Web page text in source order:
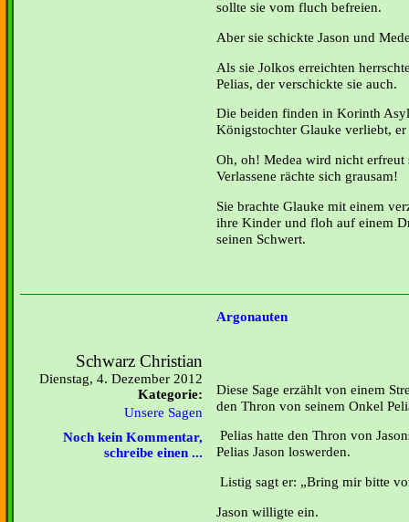
sollte sie vom fluch befreien.
Aber sie schickte Jason und
Als sie Jolkos erreichten
Pelias, der verschickte sie auch.
Die beiden finden in Korinth
Königstochter Glauke verliebt, er
Oh, oh! Medea wird nicht
Verlassene rächte sich grausam!
Sie brachte Glauke mit einem
ihre Kinder und floh auf einem
seinen Schwert.
Argonauten
Schwarz Christian
Dienstag, 4. Dezember 2012
Kategorie:
Unsere Sagen
Noch kein Kommentar,
schreibe einen ...
Diese Sage erzählt von einem
den Thron von seinem Onkel
Pelias hatte den Thron von
Pelias Jason loswerden.
Listig sagt er: „Bring mir bitte
Jason willigte ein.